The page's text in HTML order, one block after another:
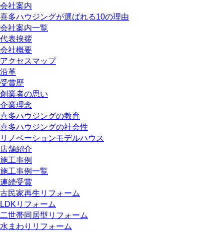
会社案内
喜多ハウジングが選ばれる10の理由
会社案内一覧
代表挨拶
会社概要
アクセスマップ
沿革
受賞歴
創業者の思い
企業理念
喜多ハウジングの教育
喜多ハウジングの社会性
リノベーションモデルハウス
店舗紹介
施工事例
施工事例一覧
連続受賞
古民家再生リフォーム
LDKリフォーム
二世帯同居型リフォーム
水まわりリフォーム